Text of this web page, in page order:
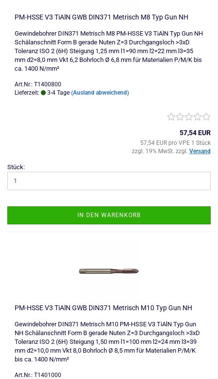
PM-HSSE V3 TiAlN GWB DIN371 Metrisch M8 Typ Gun NH
Gewindebohrer DIN371 Metrisch M8 PM-HSSE V3 TiAlN Typ Gun NH
Schälanschnitt Form B gerade Nuten Z=3 Durchgangsloch >3xD
Toleranz ISO 2 (6H) Steigung 1,25 mm l1=90 mm l2=22 mm l3=35
mm d2=8,0 mm Vkt 6,2 Bohrloch Ø 6,8 mm für Materialien P/M/K bis
ca. 1400 N/mm²
Art.Nr.: T1400800
Lieferzeit:
3-4 Tage (Ausland abweichend)
57,54 EUR
57,54 EUR pro VPE 1 Stück
zzgl. 19% MwSt. zzgl. Versand
Stück:
IN DEN WARENKORB
PM-HSSE V3 TiAlN GWB DIN371 Metrisch M10 Typ Gun NH
Gewindebohrer DIN371 Metrisch M10 PM-HSSE V3 TiAlN Typ Gun
NH Schälanschnitt Form B gerade Nuten Z=3 Durchgangsloch >3xD
Toleranz ISO 2 (6H) Steigung 1,50 mm l1=100 mm l2=24 mm l3=39
mm d2=10,0 mm Vkt 8,0 Bohrloch Ø 8,5 mm für Materialien P/M/K
bis ca. 1400 N/mm²
Art.Nr.: T1401000